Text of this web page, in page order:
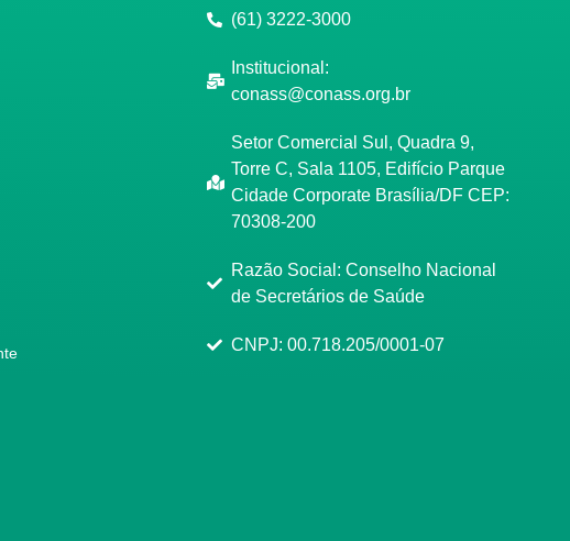
(61) 3222-3000
Institucional:
conass@conass.org.br
Setor Comercial Sul, Quadra 9,
Torre C, Sala 1105, Edifício Parque
Cidade Corporate Brasília/DF CEP:
70308-200
Razão Social: Conselho Nacional
de Secretários de Saúde
CNPJ: 00.718.205/0001-07